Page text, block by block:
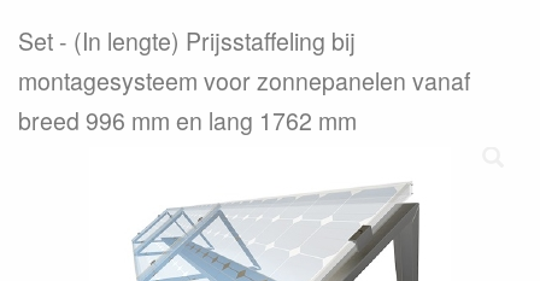
Set
(In lengte) Prijsstaffeling bij
montagesysteem voor zonnepanelen vanaf
breed 996 mm en lang 1762 mm